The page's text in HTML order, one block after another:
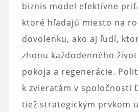
biznis model efektívne
ktoré hľadajú miesto na
dovolenku, ako aj ľudí,
zhonu každodenného
pokoja a regenerácie.
k zvieratám v spoločnosti
tiež strategickým prvkom